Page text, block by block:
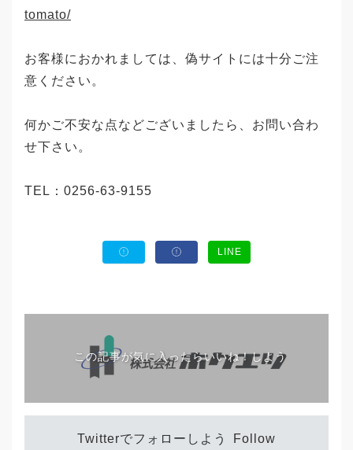
tomato/
お客様におかれましては、偽サイトには十分ご注
意ください。
何かご不安な点などございましたら、お問い合わ
せ下さい。
TEL：0256-63-9155
LINE
この記事が気に入ったらいいね！しよう
Twitterでフォローしよう Follow